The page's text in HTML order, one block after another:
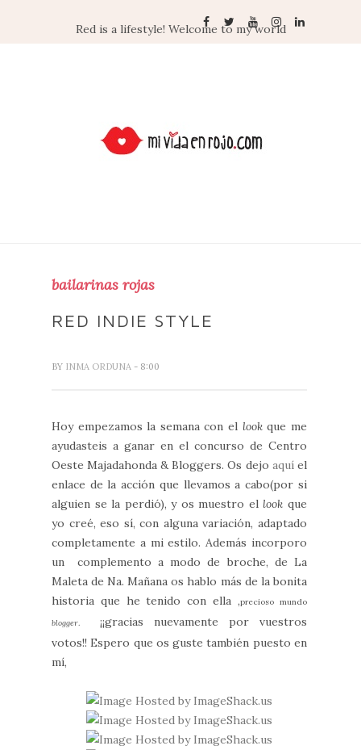
Red is a lifestyle! Welcome to my world
bailarinas rojas
RED INDIE STYLE
BY INMA ORDUNA - 8:00
Hoy empezamos la semana con el lookque me
ayudasteis a ganar en el concurso de Centro
Oeste Majadahonda & Bloggers. Os dejo aquíel
enlace de la acción que llevamos a cabo(por si
alguien se la perdió), y os muestro el look que
yo creé, eso sí, con alguna variación, adaptado
completamente a mi estilo. Además incorporo
un complemento a modo de broche, de La
Maleta de Na. Mañana os hablo más de la bonita
historia que he tenido con ella ,precioso mundo
blogger.
¡¡gracias nuevamente por vuestros
votos!! Espero que os guste también puesto en
mí,